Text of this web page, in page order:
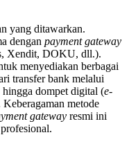
yang ditawarkan.
dengan payment gateway
Xendit, DOKU, dll.).
menyediakan berbagai
transfer bank melalui
dompet digital (e-
metode
gateway resmi ini